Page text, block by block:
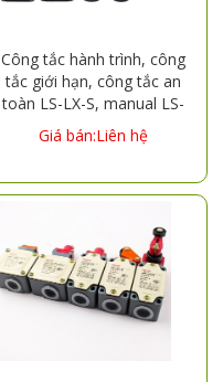
Công tắc hành trình, công
tắc giới hạn, công tắc an
toàn LS-LX-S, manual LS-
LX-Z, automatic SKY-SL-CR,
automatic SKY-SL-CS,
Giá bán:Liên hệ